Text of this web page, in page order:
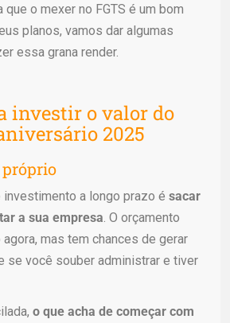
que o mexer no FGTS é um bom
planos, vamos dar algumas
essa grana render.
investir o valor do
2025
investimento a longo prazo é sacar
a sua empresa . O orçamento
mas tem chances de gerar
se você souber administrar e tiver
o que acha de começar com